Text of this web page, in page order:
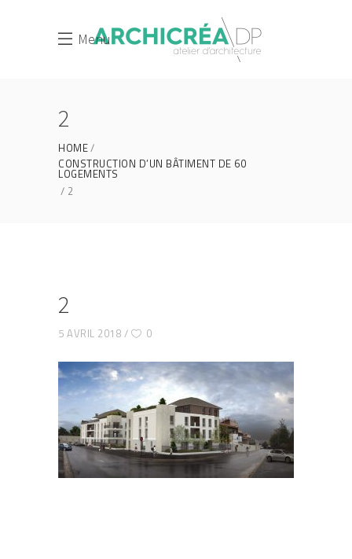
Menu
2
HOME
CONSTRUCTION D’UN BÂTIMENT DE 60
LOGEMENTS
2
2
5 AVRIL 2018 0